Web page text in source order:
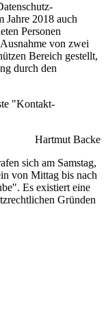
2018 auch
Personen
von zwei
Bereich gestellt,
durch den
"Kontakt-
Hartmut Backe
sich am Samstag,
von Mittag bis nach
Es existiert eine
Gründen